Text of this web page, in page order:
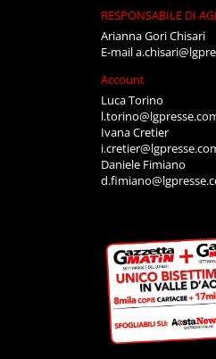
RESPONSABILE DI
Arianna Gori Chisari
E-mail
Account
Luca Torino
Ivana Cretier
Daniele Fimiano